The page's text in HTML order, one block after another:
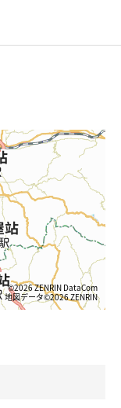
©2026 ZENRIN DataCom
地図データ©2026 ZENRIN